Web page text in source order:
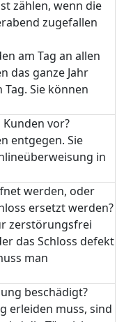
zählen, wenn die
zugefallen
am Tag an allen
das ganze Jahr
Sie können
vor?
entgegen. Sie
in
werden, oder
ersetzt werden?
zerstörungsfrei
das Schloss defekt
man
beschädigt?
erleiden muss, sind